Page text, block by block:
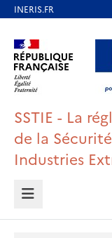
contenu
principal
Aller au contenu
Aller au pied de
SSTIE - La
de la
Industries
MENU